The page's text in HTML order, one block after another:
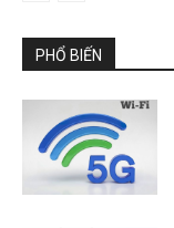
PHỔ BIẾN